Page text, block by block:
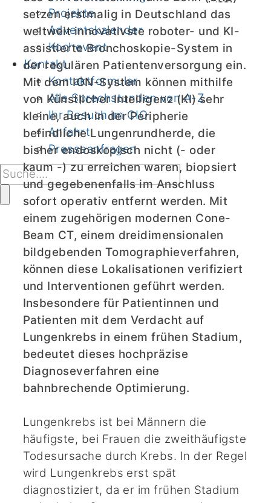
Projekte
Adventskalender
Kochevent
Kontakt
Kontaktformular
Alle Sprechstunden von A-Z
Ihr Besuch im CIO
Anfahrt
Presseanfragen
setzen erstmalig in Deutschland das
weltweit innovativste roboter- und KI-
assistierte Bronchoskopie-System in
der regulären Patientenversorgung ein.
Mit dem ION-System können mithilfe
von Künstlicher Intelligenz (KI) sehr
kleine, auch in der Peripherie
befindliche Lungenrundherde, die
bisher endoskopisch nicht (- oder
kaum -) zu erreichen waren, biopsiert
und gegebenenfalls im Anschluss
sofort operativ entfernt werden. Mit
einem zugehörigen modernen Cone-
Beam CT, einem dreidimensionalen
bildgebenden Tomographieverfahren,
können diese Lokalisationen verifiziert
und Interventionen geführt werden.
Insbesondere für Patientinnen und
Patienten mit dem Verdacht auf
Lungenkrebs in einem frühen Stadium,
bedeutet dieses hochpräzise
Diagnoseverfahren eine
bahnbrechende Optimierung.
Lungenkrebs ist bei Männern die
häufigste, bei Frauen die zweithäufigste
Todesursache durch Krebs. In der Regel
wird Lungenkrebs erst spät
diagnostiziert, da er im frühen Stadium